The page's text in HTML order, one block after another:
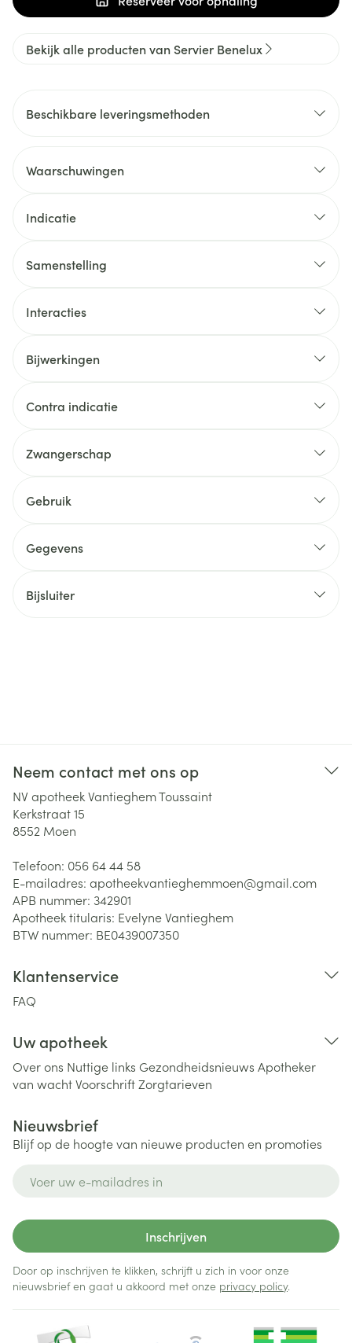
Bekijk alle producten van Servier Benelux
Beschikbare leveringsmethoden
Waarschuwingen
Indicatie
Samenstelling
Interacties
Bijwerkingen
Contra indicatie
Zwangerschap
Gebruik
Gegevens
Bijsluiter
Neem contact met ons op
NV apotheek Vantieghem Toussaint
Kerkstraat 15
8552 Moen
Telefoon: 056 64 44 58
E-mailadres: apotheekvantieghemmoen@gmail.com
APB nummer: 342901
Apotheek titularis: Evelyne Vantieghem
BTW nummer: BE0439007350
Klantenservice
FAQ
Uw apotheek
Over ons Nuttige links Gezondheidsnieuws Apotheker
van wachtVoorschriftZorgtarieven
Nieuwsbrief
Blijf op de hoogte van nieuwe producten en promoties
Inschrijven
Door op inschrijven te klikken, schrijft u zich in voor onze
nieuwsbrief en gaat u akkoord met onze privacy policy.